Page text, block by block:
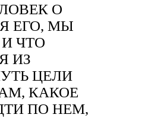
О
ЕГО, МЫ
ЧТО
ИЗ
ЦЕЛИ
КАКОЕ
ПО НЕМ,